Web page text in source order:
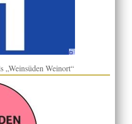
„Weinsüden Weinort“